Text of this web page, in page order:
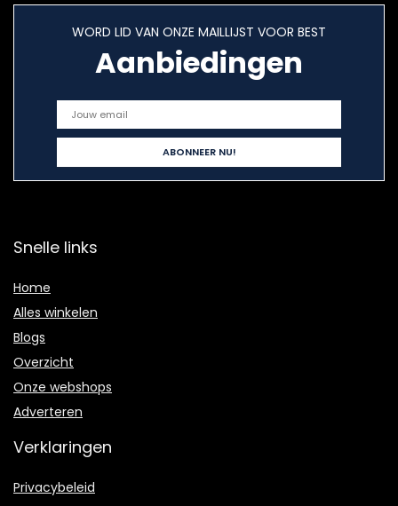
WORD LID VAN ONZE MAILLIJST VOOR BEST
Aanbiedingen
Snelle links
Home
Alles winkelen
Blogs
Overzicht
Onze webshops
Adverteren
Verklaringen
Privacybeleid